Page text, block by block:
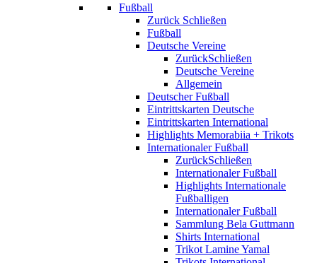
Fußball
Zurück Schließen
Fußball
Deutsche Vereine
ZurückSchließen
Deutsche Vereine
Allgemein
Deutscher Fußball
Eintrittskarten Deutsche
Eintrittskarten International
Highlights Memorabiia + Trikots
Internationaler Fußball
ZurückSchließen
Internationaler Fußball
Highlights Internationale
Fußballigen
Internationaler Fußball
Sammlung Bela Guttmann
Shirts International
Trikot Lamine Yamal